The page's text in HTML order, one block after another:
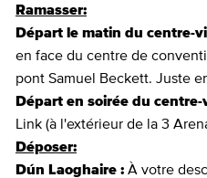
Ramasser:
Départ le matin du centre-
en face du centre de
pont Samuel Beckett. Juste
Départ en soirée du centre-
Link (à l'extérieur de la 3
Déposer:
Dún Laoghaire : À votre